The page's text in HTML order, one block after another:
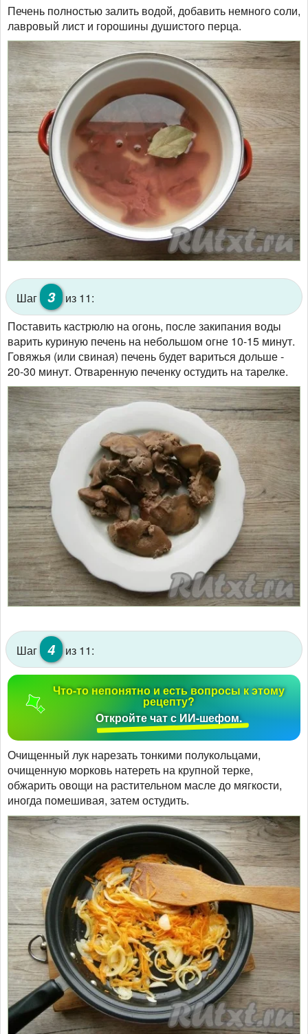
Печень полностью залить водой, добавить немного соли,
лавровый лист и горошины душистого перца.
Шаг 3
из 11:
Поставить кастрюлю на огонь, после закипания воды
варить куриную печень на небольшом огне 10-15 минут.
Говяжья (или свиная) печень будет вариться дольше -
20-30 минут. Отваренную печенку остудить на тарелке.
Шаг 4 из 11:
Что-то непонятно и есть вопросы к этому
рецепту?
Откройте чат с ИИ-шефом.
Очищенный лук нарезать тонкими полукольцами,
очищенную морковь натереть на крупной терке,
обжарить овощи на растительном масле до мягкости,
иногда помешивая, затем остудить.